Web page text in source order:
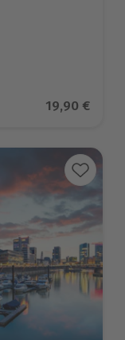
Aktueller
19,90 €